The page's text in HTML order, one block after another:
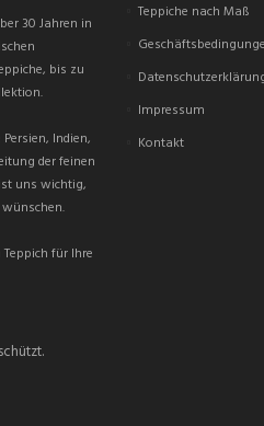
30 Jahren in
bis zu
Indien,
der feinen
uns wichtig,
für Ihre
Teppiche nach Maß
Impressum
Kontakt